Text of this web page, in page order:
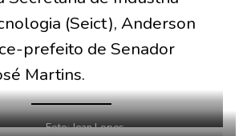
(Seict), Anderson
prefeito de Senador
Martins.
Foto: Jean Lopes